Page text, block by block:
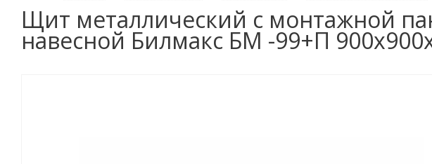
Щит металлический с монтажной
навесной Билмакс БМ -99+П